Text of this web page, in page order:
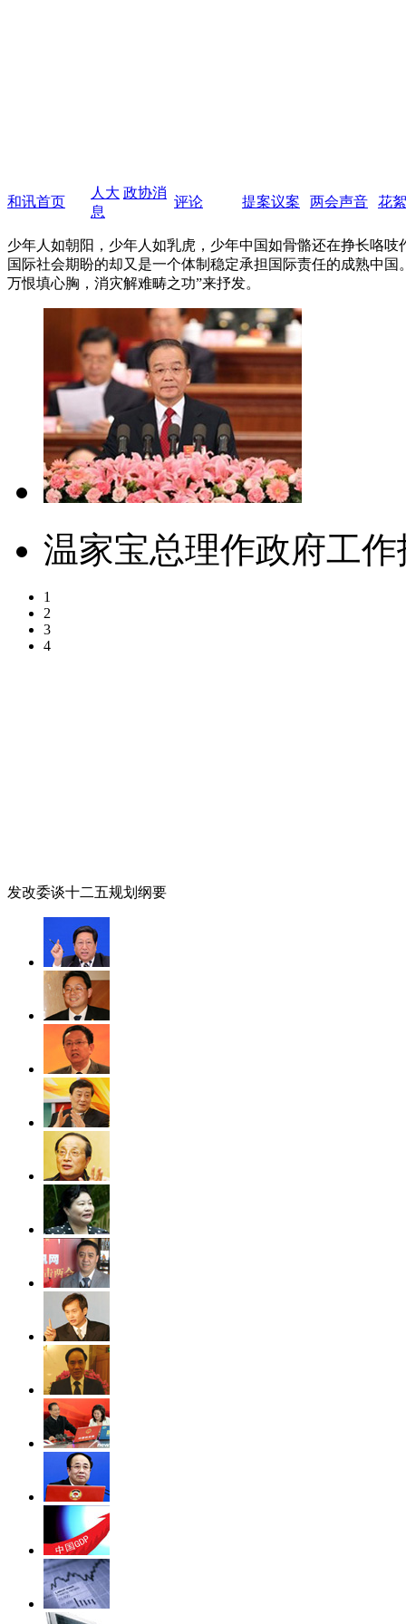
和讯首页
人大 政协消
息
评论 提案议案 两会声音 花絮
少年人如朝阳，少年人如乳虎，少年中国如骨骼还在挣长咯
国际社会期盼的却又是一个体制稳定承担国际责任的成熟中
万恨填心胸，消灾解难畴之功”来抒发。
温家宝总理作政府工作
1
2
3
4
发改委谈十二五规划纲要